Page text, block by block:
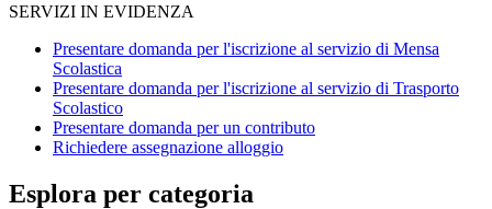
SERVIZI IN EVIDENZA
Presentare domanda per l'iscrizione al servizio di Mensa
Scolastica
Presentare domanda per l'iscrizione al servizio di Trasporto
Scolastico
Presentare domanda per un contributo
Richiedere assegnazione alloggio
Esplora per categoria